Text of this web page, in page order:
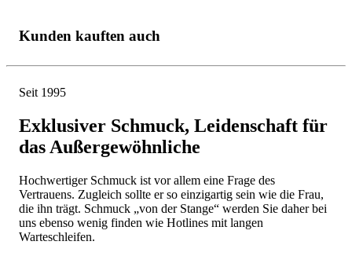
Kunden kauften auch
Seit 1995
Exklusiver Schmuck, Leidenschaft für
das Außergewöhnliche
Hochwertiger Schmuck ist vor allem eine Frage des
Vertrauens. Zugleich sollte er so einzigartig sein wie die Frau,
die ihn trägt. Schmuck „von der Stange“ werden Sie daher bei
uns ebenso wenig finden wie Hotlines mit langen
Warteschleifen.